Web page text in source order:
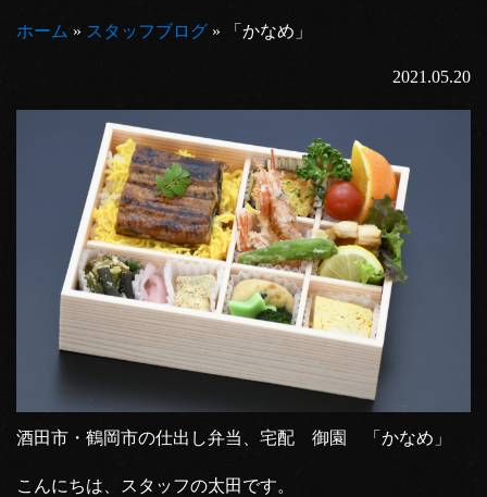
ホーム » スタッフブログ » 「かなめ」
2021.05.20
酒田市・鶴岡市の仕出し弁当、宅配 御園 「かなめ」
こんにちは、スタッフの太田です。